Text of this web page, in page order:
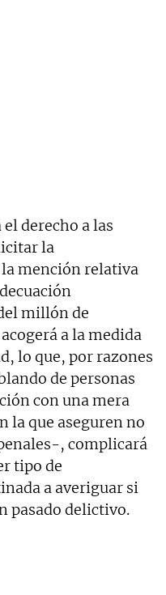
derecho a las
la
mención relativa
millón de
a la medida
lo que, por razones
de personas
con una mera
la que aseguren no
, complicará
tipo de
a averiguar si
pasado delictivo.